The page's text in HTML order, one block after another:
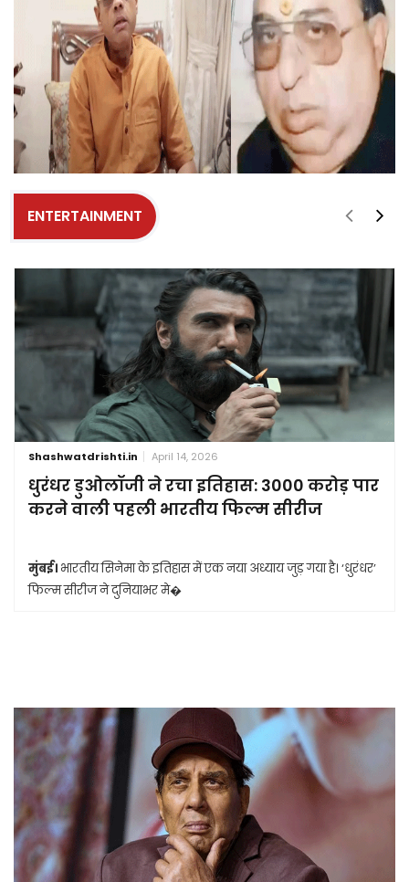
ENTERTAINMENT
Shashwatdrishti.in April 14, 2026
धुरंधर डुओलॉजी ने रचा इतिहास: 3000 करोड़ पार
करने वाली पहली भारतीय फिल्म सीरीज
मुंबई। भारतीय सिनेमा के इतिहास में एक नया अध्याय जुड़ गया है। ‘धुरंधर’
फिल्म सीरीज ने दुनियाभर मे�